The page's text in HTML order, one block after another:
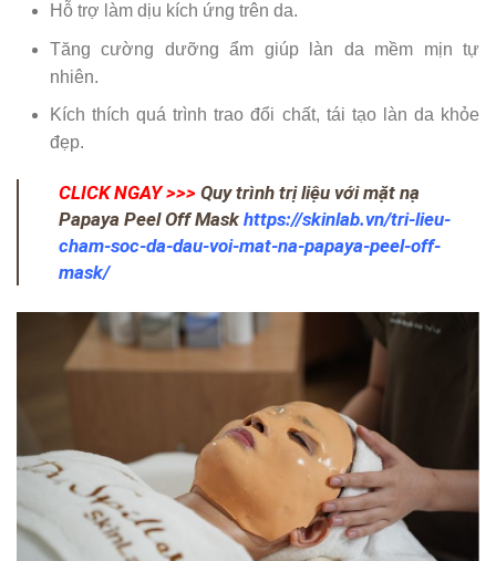
Hỗ trợ làm dịu kích ứng trên da.
Tăng cường dưỡng ẩm giúp làn da mềm mịn tự
nhiên.
Kích thích quá trình trao đổi chất, tái tạo làn da khỏe
đẹp.
CLICK NGAY >>> Quy trình trị liệu với mặt nạ
Papaya Peel Off Mask https://skinlab.vn/tri-lieu-
cham-soc-da-dau-voi-mat-na-papaya-peel-off-
mask/